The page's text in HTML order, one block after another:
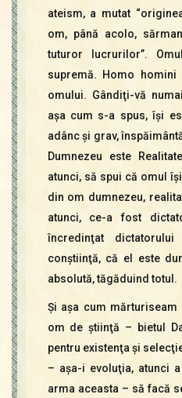
ateism, a mutat
om, până acolo,
tuturor lucrurilor”.
supremă. Homo
omului. Gândiţi-vă
aşa cum s-a spus, îşi
adânc şi grav,
Dumnezeu este
atunci, să spui că omul
din om dumnezeu,
atunci, ce-a fost
încredinţat
conştiinţă, că el este
absolută, tăgăduind totul.
Şi aşa cum
om de ştiinţă – bietul
pentru existenţa şi
– aşa-i evoluţia, atunci
arma aceasta – să facă